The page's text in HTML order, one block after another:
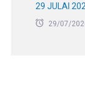
29 JULAI
29/07/